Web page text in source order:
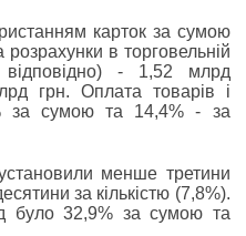
карток за сумою
розрахунки в торговельній
- 1,52 млрд
грн. Оплата товарів і
за сумою та 14,4% - за
менше третини
за кількістю (7,8%).
було 32,9% за сумою та